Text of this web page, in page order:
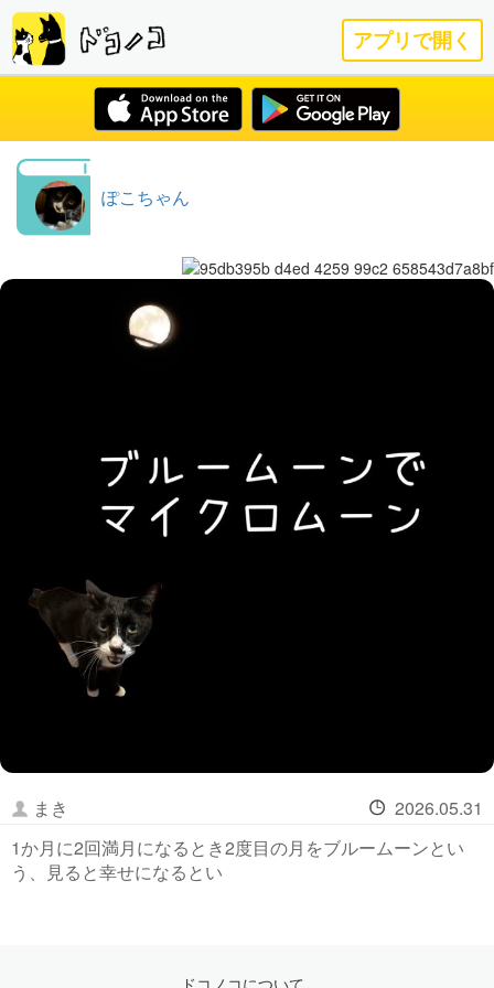
アプリで開く
ぽこちゃん
まき
2026.05.31
1か月に2回満月になるとき2度目の月をブルームーンとい
う、見ると幸せになるとい